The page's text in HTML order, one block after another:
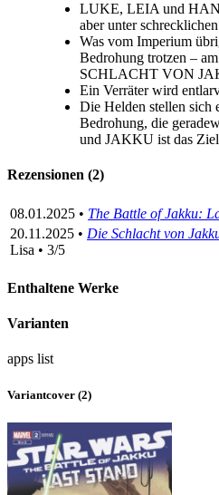
LUKE, LEIA und HAN
aber unter
Was vom Imperium
Bedrohung trotzen –
SCHLACHT VON
Ein Verräter wird
Die Helden stellen sich
Bedrohung, die
und JAKKU ist das
Rezensionen (2)
08.01.2025 • The Battle of Jakku:
20.11.2025 • Die Schlacht von
Lisa • 3/5
Enthaltene Werke
Varianten
apps list
Variantcover (2)